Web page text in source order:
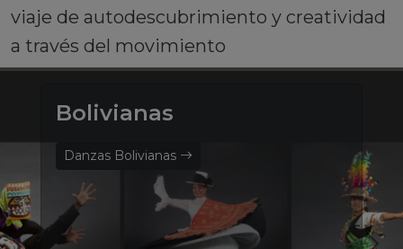
viaje de autodescubrimiento y creatividad
a través del movimiento
Bolivianas
Danzas Bolivianas